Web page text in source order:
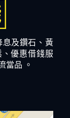
息及鑽石、黃
優惠借錢服
當品 。